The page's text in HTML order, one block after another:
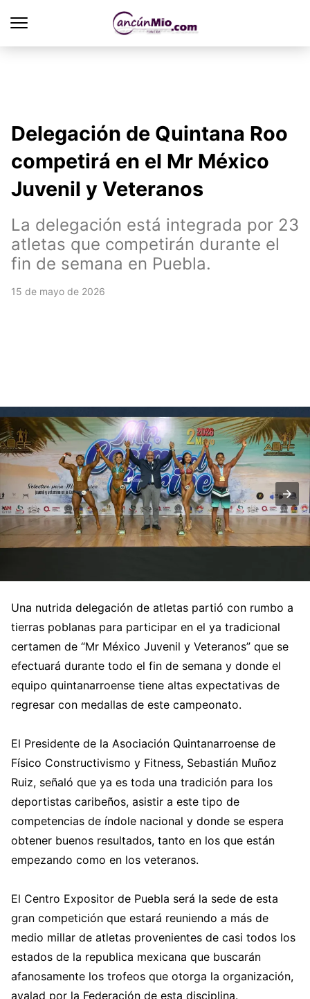
Delegación de Quintana Roo
competirá en el Mr México
Juvenil y Veteranos
La delegación está integrada por 23
atletas que competirán durante el
fin de semana en Puebla.
15 de mayo de 2026
Una nutrida delegación de atletas partió con rumbo a
tierras poblanas para participar en el ya tradicional
certamen de “Mr México Juvenil y Veteranos” que se
efectuará durante todo el fin de semana y donde el
equipo quintanarroense tiene altas expectativas de
regresar con medallas de este campeonato.
El Presidente de la Asociación Quintanarroense de
Físico Constructivismo y Fitness, Sebastián Muñoz
Ruiz, señaló que ya es toda una tradición para los
deportistas caribeños, asistir a este tipo de
competencias de índole nacional y donde se espera
obtener buenos resultados, tanto en los que están
empezando como en los veteranos.
El Centro Expositor de Puebla será la sede de esta
gran competición que estará reuniendo a más de
medio millar de atletas provenientes de casi todos los
estados de la republica mexicana que buscarán
afanosamente los trofeos que otorga la organización,
avalad por la Federación de esta disciplina.